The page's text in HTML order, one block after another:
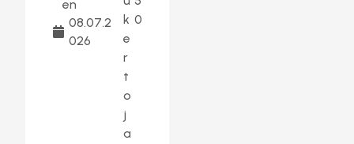
en
08.07.2
026
k
e
r
t
o
j
a
0